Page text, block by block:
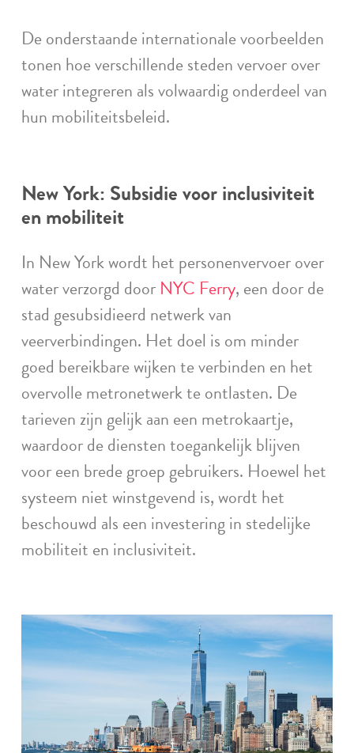
De onderstaande internationale voorbeelden
tonen hoe verschillende steden vervoer over
water integreren als volwaardig onderdeel van
hun mobiliteitsbeleid.
New York: Subsidie voor inclusiviteit
en mobiliteit
In New York wordt het personenvervoer over
water verzorgd door NYC Ferry, een door de
stad gesubsidieerd netwerk van
veerverbindingen. Het doel is om minder
goed bereikbare wijken te verbinden en het
overvolle metronetwerk te ontlasten. De
tarieven zijn gelijk aan een metrokaartje,
waardoor de diensten toegankelijk blijven
voor een brede groep gebruikers. Hoewel het
systeem niet winstgevend is, wordt het
beschouwd als een investering in stedelijke
mobiliteit en inclusiviteit.